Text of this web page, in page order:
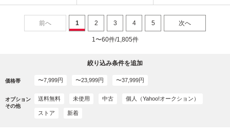
前へ 1 2 3 4 5 次へ
1〜60件/1,805件
絞り込み条件を追加
価格帯 〜7,999円 〜23,999円 〜37,999円
オプション
その他
送料無料 未使用 中古 個人（Yahoo!オークション）
ストア 新着